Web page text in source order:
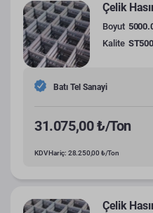
Çelik
Boyut
Kalite ST500
Batı Tel Sanayi
31.075,00 ₺/Ton
KDV Hariç: 28.250,00 ₺/Ton
Çelik